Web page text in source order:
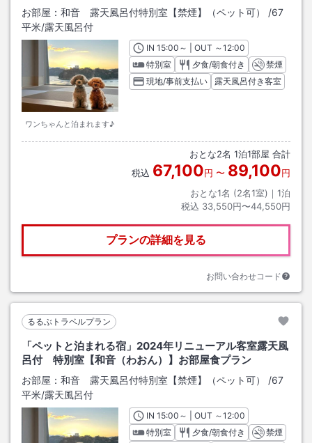
お部屋： 和音 露天風呂付特別室【禁煙】（ペット可） /67
平米/露天風呂付
ワンちゃんと泊まれます♪
INチェックイン
15:00 ～ | OUT チェックアウト
～12:00
特別室
夕食/朝食付き
禁煙
現地/事前支払い
露天風呂付き客室
おとな2名 1泊1部屋 合計
税込 67,100円 〜 89,100円
おとな1名 (2名1室)｜ 1泊
税込 33,550円〜44,550円
プランの詳細を見る
お問い合わせコード
るるぶトラベルプラン
「ペットと泊まれる宿」2024年リニューアル客室露天風
呂付 特別室【和音（わおん）】お部屋食プラン
お部屋： 和音 露天風呂付特別室【禁煙】（ペット可） /67
平米/露天風呂付
INチェックイン
15:00 ～ | OUT チェックアウト
～12:00
特別室
夕食/朝食付き
禁煙